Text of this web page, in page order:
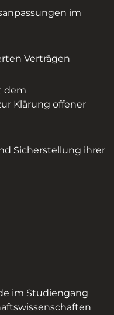
im
Verträgen
dem
Klärung offener
Sicherstellung ihrer
im Studiengang